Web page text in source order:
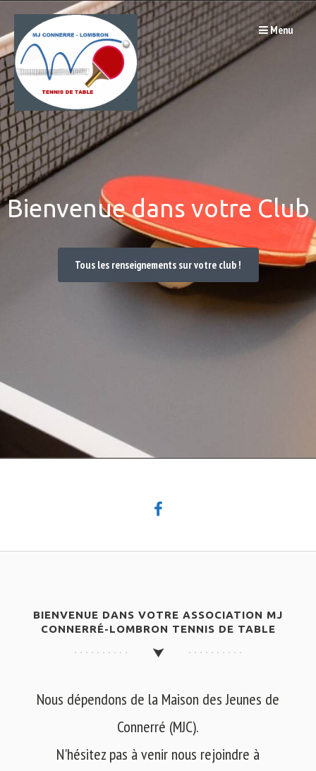
Passer
au
contenu
Menu
Bienvenue dans votre Club
Tous les renseignements sur votre club !
BIENVENUE DANS VOTRE ASSOCIATION MJ
CONNERRÉ-LOMBRON TENNIS DE TABLE
Nous dépendons de la Maison des Jeunes de
Connerré (MJC).
N'hésitez pas à venir nous rejoindre à